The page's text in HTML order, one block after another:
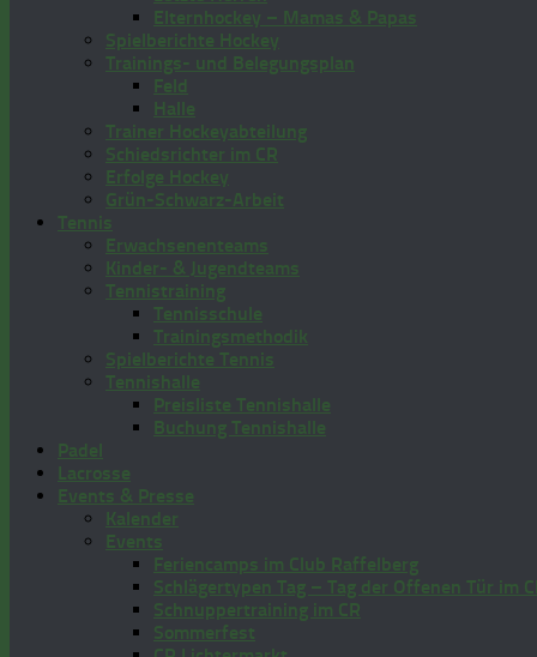
Elternhockey – Mamas & Papas
Spielberichte Hockey
Trainings- und Belegungsplan
Feld
Halle
Trainer Hockeyabteilung
Schiedsrichter im CR
Erfolge Hockey
Grün-Schwarz-Arbeit
Tennis
Erwachsenenteams
Kinder- & Jugendteams
Tennistraining
Tennisschule
Trainingsmethodik
Spielberichte Tennis
Tennishalle
Preisliste Tennishalle
Buchung Tennishalle
Padel
Lacrosse
Events & Presse
Kalender
Events
Feriencamps im Club Raffelberg
Schlägertypen Tag – Tag der Offenen Tür im
Schnuppertraining im CR
Sommerfest